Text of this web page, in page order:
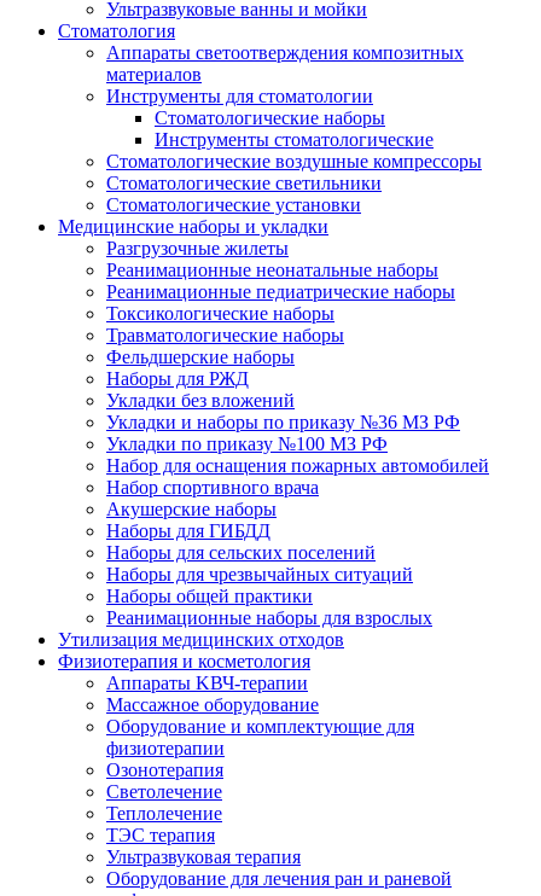
Ультразвуковые ванны и мойки
Стоматология
Аппараты светоотверждения композитных
материалов
Инструменты для стоматологии
Стоматологические наборы
Инструменты стоматологические
Стоматологические воздушные компрессоры
Стоматологические светильники
Стоматологические установки
Медицинские наборы и укладки
Разгрузочные жилеты
Реанимационные неонатальные наборы
Реанимационные педиатрические наборы
Токсикологические наборы
Травматологические наборы
Фельдшерские наборы
Наборы для РЖД
Укладки без вложений
Укладки и наборы по приказу №36 МЗ РФ
Укладки по приказу №100 МЗ РФ
Набор для оснащения пожарных автомобилей
Набор спортивного врача
Акушерские наборы
Наборы для ГИБДД
Наборы для сельских поселений
Наборы для чрезвычайных ситуаций
Наборы общей практики
Реанимационные наборы для взрослых
Утилизация медицинских отходов
Физиотерапия и косметология
Аппараты KВЧ-терапии
Массажное оборудование
Оборудование и комплектующие для
физиотерапии
Озонотерапия
Светолечение
Теплолечение
ТЭС терапия
Ультразвуковая терапия
Оборудование для лечения ран и раневой